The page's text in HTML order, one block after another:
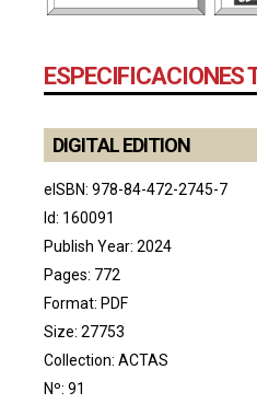
ESPECIFICACIONES
DIGITAL EDITION
eISBN: 978-84-472-2745-7
Id: 160091
Publish Year: 2024
Pages: 772
Format: PDF
Size: 27753
Collection: ACTAS
Nº: 91